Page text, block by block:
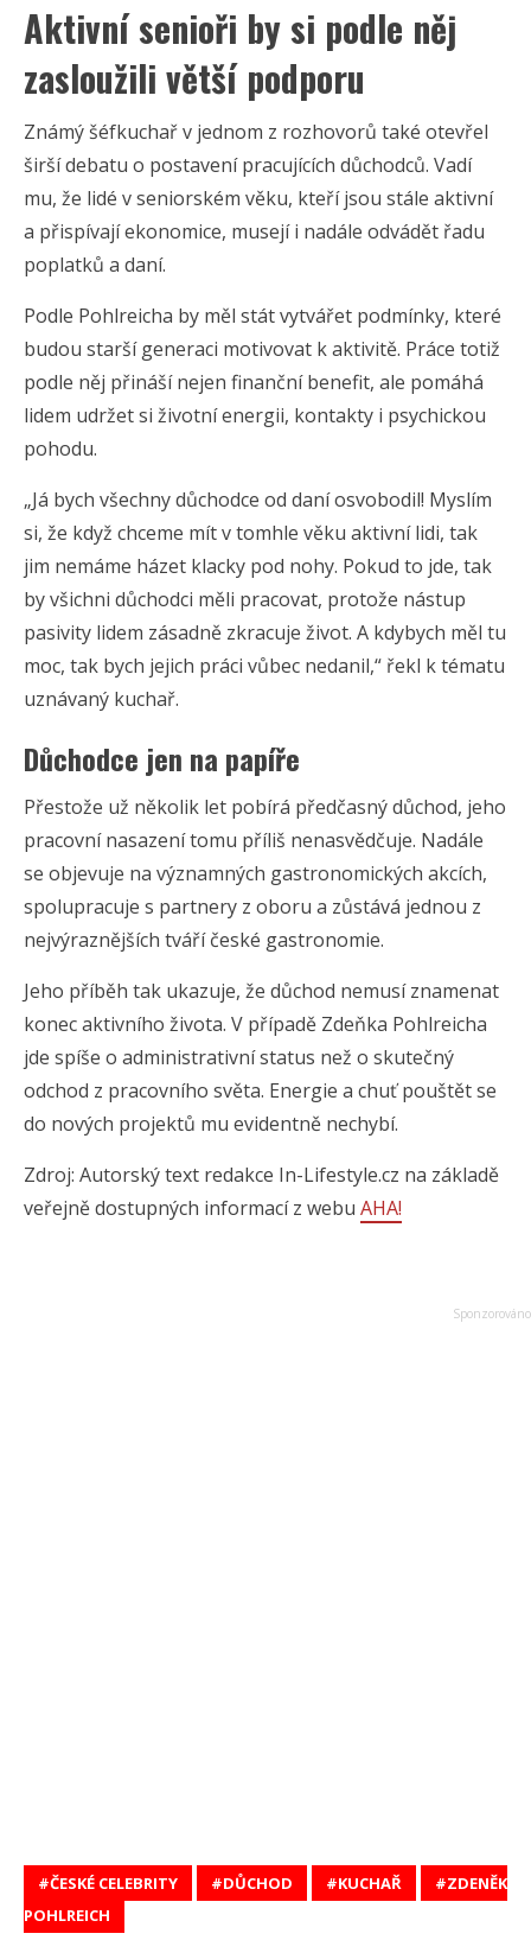
Aktivní senioři by si podle něj
zasloužili větší podporu
Známý šéfkuchař v jednom z rozhovorů také otevřel
širší debatu o postavení pracujících důchodců. Vadí
mu, že lidé v seniorském věku, kteří jsou stále aktivní
a přispívají ekonomice, musejí i nadále odvádět řadu
poplatků a daní.
Podle Pohlreicha by měl stát vytvářet podmínky, které
budou starší generaci motivovat k aktivitě. Práce totiž
podle něj přináší nejen finanční benefit, ale pomáhá
lidem udržet si životní energii, kontakty i psychickou
pohodu.
„Já bych všechny důchodce od daní osvobodil! Myslím
si, že když chceme mít v tomhle věku aktivní lidi, tak
jim nemáme házet klacky pod nohy. Pokud to jde, tak
by všichni důchodci měli pracovat, protože nástup
pasivity lidem zásadně zkracuje život. A kdybych měl tu
moc, tak bych jejich práci vůbec nedanil,“ řekl k tématu
uznávaný kuchař.
Důchodce jen na papíře
Přestože už několik let pobírá předčasný důchod, jeho
pracovní nasazení tomu příliš nenasvědčuje. Nadále
se objevuje na významných gastronomických akcích,
spolupracuje s partnery z oboru a zůstává jednou z
nejvýraznějších tváří české gastronomie.
Jeho příběh tak ukazuje, že důchod nemusí znamenat
konec aktivního života. V případě Zdeňka Pohlreicha
jde spíše o administrativní status než o skutečný
odchod z pracovního světa. Energie a chuť pouštět se
do nových projektů mu evidentně nechybí.
Zdroj: Autorský text redakce In-Lifestyle.cz na základě
veřejně dostupných informací z webu AHA!
ČESKÉ CELEBRITY DŮCHOD KUCHAŘ
ZDENĚK
POHLREICH